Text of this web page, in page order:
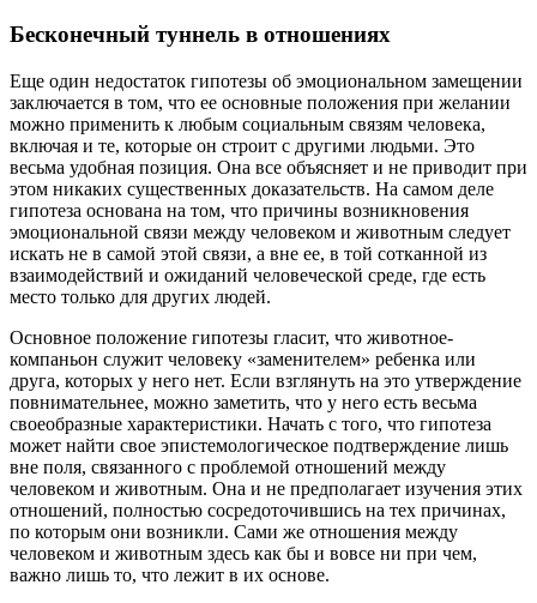
Бесконечный туннель в отношениях
Еще один недостаток гипотезы об эмоциональном замещении
заключается в том, что ее основные положения при желании
можно применить к любым социальным связям человека,
включая и те, которые он строит с другими людьми. Это
весьма удобная позиция. Она все объясняет и не приводит при
этом никаких существенных доказательств. На самом деле
гипотеза основана на том, что причины возникновения
эмоциональной связи между человеком и животным следует
искать не в самой этой связи, а вне ее, в той сотканной из
взаимодействий и ожиданий человеческой среде, где есть
место только для других людей.
Основное положение гипотезы гласит, что животное-
компаньон служит человеку «заменителем» ребенка или
друга, которых у него нет. Если взглянуть на это утверждение
повнимательнее, можно заметить, что у него есть весьма
своеобразные характеристики. Начать с того, что гипотеза
может найти свое эпистемологическое подтверждение лишь
вне поля, связанного с проблемой отношений между
человеком и животным. Она и не предполагает изучения этих
отношений, полностью сосредоточившись на тех причинах,
по которым они возникли. Сами же отношения между
человеком и животным здесь как бы и вовсе ни при чем,
важно лишь то, что лежит в их основе.